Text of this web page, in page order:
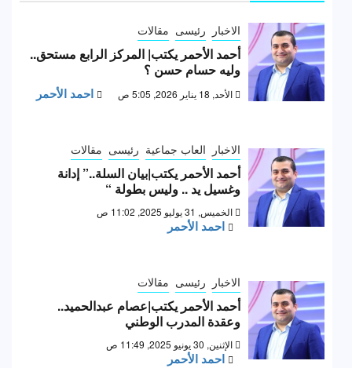
الاخبار رئيسى مقالات
أحمد الأحمر يكتب| المركز الرابع مستحق..
وليه حسام حسن ؟
الأحد, 18 يناير 2026, 5:05 ص احمد الأحمر
الاخبار العاب جماعية رئيسى مقالات
أحمد الأحمر يكتب|بيان السلة..” إدانة
وغسيل يد .. وليس بطولة “
الخميس, 31 يوليو 2025, 11:02 ص
احمد الأحمر
الاخبار رئيسى مقالات
أحمد الأحمر يكتب|عصام عبدالحميد..
وعقدة المدرب الوطني
الإثنين, 30 يونيو 2025, 11:49 ص
احمد الأحمر